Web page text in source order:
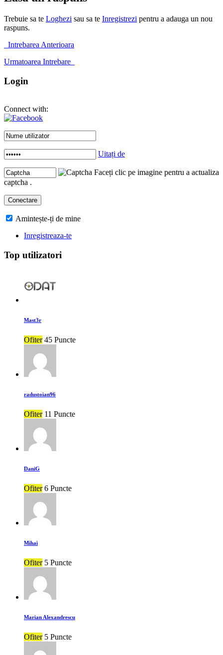
Trebuie sa te Loghezi sau sa te Inregistrezi pentru a adauga un nou
raspuns.
Intrebarea Anterioara
Urmatoarea Intrebare
Login
Connect with:
Uitați de
Faceți clic pe imagine pentru a actualiza
captcha .
Amintește-ți de mine
Inregistreaza-te
Top utilizatori
Mast3r
Ofiter 45 Puncte
radustoian96
Ofiter 11 Puncte
DaniG
Ofiter 6 Puncte
Mihai
Ofiter 5 Puncte
Marian Alexandrescu
Ofiter 5 Puncte